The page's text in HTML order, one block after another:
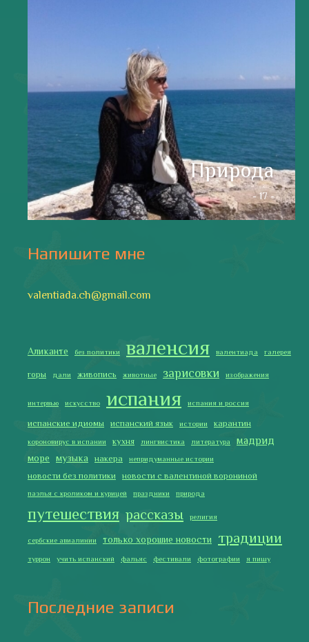
Природа
- 17 -
Напишите мне
valentiada.ch@gmail.com
Аликанте без политики валенсия валентиада галерея
горы дали живопись животные зарисовки изображения
интервью искусство испания испания и россия
испанские идиомы испанский язык истории карантин
короновирус в испании кухня лингвистика литература мадрид
море музыка накера непридуманные истории
новости без политики новости с валентиной ворониной
паэлья с кроликом и курицей праздники природа
путешествия рассказы религия
сербские авиалинии только хорошие новости традиции
туррон учить испанский фальяс фестивали фотографии я пишу
Последние записи